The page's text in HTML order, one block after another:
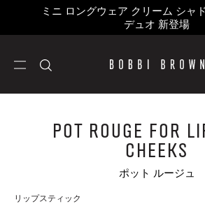
ミニ ロングウェア クリーム シャ
デュオ 新登場
POT ROUGE FOR
CHEEKS
ポット ルージュ
リップスティック